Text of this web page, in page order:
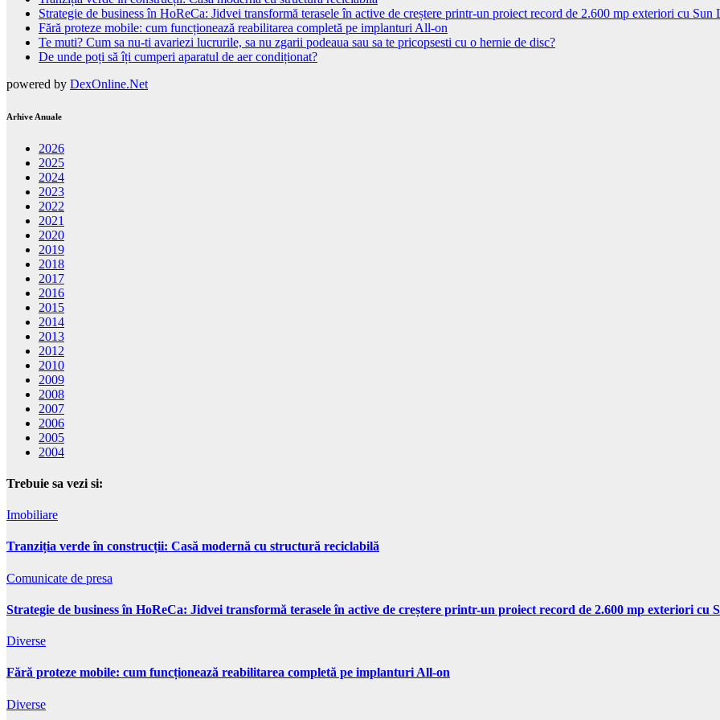
Strategie de business în HoReCa: Jidvei transformă terasele în active de creștere printr-un proiect record de 2.600 mp exteriori cu Sun
Fără proteze mobile: cum funcționează reabilitarea completă pe implanturi All-on
Te muti? Cum sa nu-ti avariezi lucrurile, sa nu zgarii podeaua sau sa te pricopsesti cu o hernie de disc?
De unde poți să îți cumperi aparatul de aer condiționat?
powered by DexOnline.Net
Arhive Anuale
2026
2025
2024
2023
2022
2021
2020
2019
2018
2017
2016
2015
2014
2013
2012
2010
2009
2008
2007
2006
2005
2004
Trebuie sa vezi si:
Imobiliare
Tranziția verde în construcții: Casă modernă cu structură reciclabilă
Comunicate de presa
Strategie de business în HoReCa: Jidvei transformă terasele în active de creștere printr-un proiect record de 2.600 mp exteriori cu
Diverse
Fără proteze mobile: cum funcționează reabilitarea completă pe implanturi All-on
Diverse